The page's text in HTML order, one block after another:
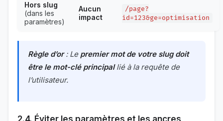
Hors slug
(dans les
paramètres)
Aucun
impact
/page?
id=123&ge=optimisation
Règle d’or: Le premier mot de votre slug doit
être le mot-clé principallié à la requête de
l’utilisateur.
2.4. Éviter les paramètres et les ancres